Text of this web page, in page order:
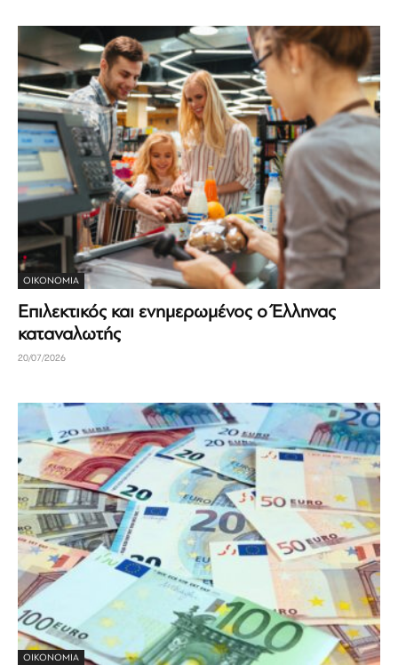
ΟΙΚΟΝΟΜΊΑ
Επιλεκτικός και ενημερωμένος ο Έλληνας
καταναλωτής
20/07/2026
ΟΙΚΟΝΟΜΊΑ